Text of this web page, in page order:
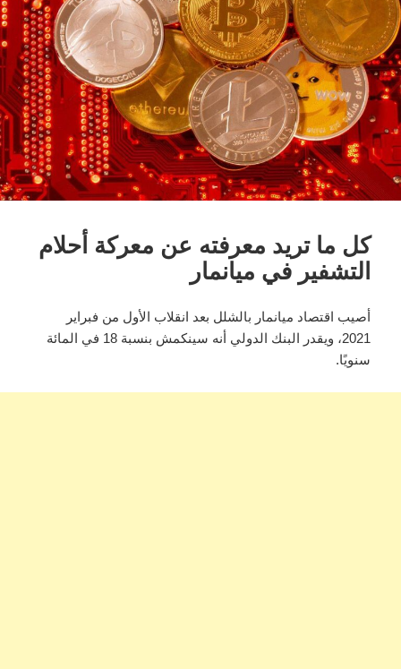
كل ما تريد معرفته عن معركة أحلام
التشفير في ميانمار
أصيب اقتصاد ميانمار بالشلل بعد انقلاب الأول من فبراير
2021، ويقدر البنك الدولي أنه سينكمش بنسبة 18 في المائة
سنويًا.